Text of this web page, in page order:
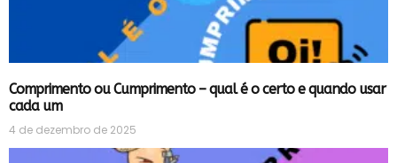
Comprimento ou Cumprimento – qual é o certo e quando usar
cada um
4 de dezembro de 2025